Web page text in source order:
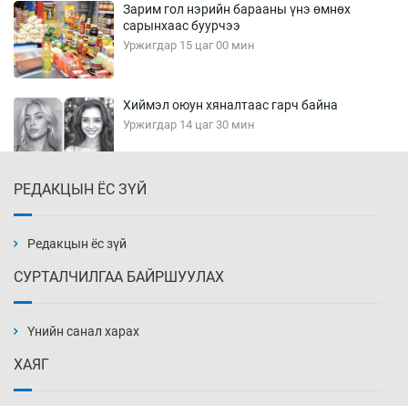
Зарим гол нэрийн барааны үнэ өмнөх
сарынхаас буурчээ
Уржигдар 15 цаг 00 мин
Хиймэл оюун хяналтаас гарч байна
Уржигдар 14 цаг 30 мин
Уржигдар 14 цаг 00 мин
нэмэгджээ
РЕДАКЦЫН ЁС ЗҮЙ
Редакцын ёс зүй
СУРТАЛЧИЛГАА БАЙРШУУЛАХ
Үнийн санал харах
ХАЯГ